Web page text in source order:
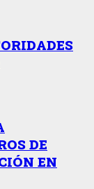
DE
EN